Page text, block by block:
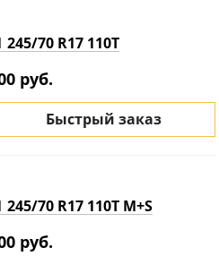
245/70 R17 110T
руб.
Быстрый заказ
245/70 R17 110T M+S
руб.